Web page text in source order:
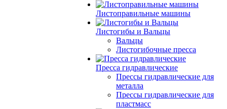
Листоправильные машины
Листогибы и Вальцы
Вальцы
Листогибочные пресса
Пресса гидравлические
Прессы гидравлические для
металла
Прессы гидравлические для
пластмасс